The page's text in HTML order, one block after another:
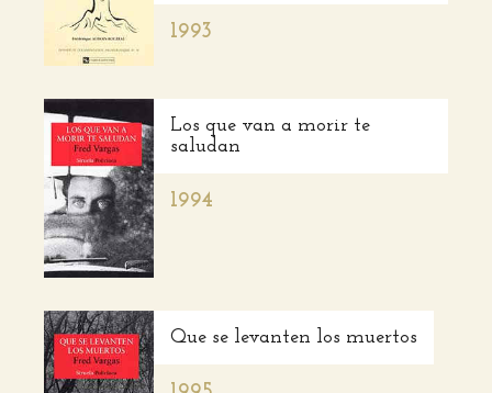
1993
Los que van a morir te
saludan
1994
Que se levanten los muertos